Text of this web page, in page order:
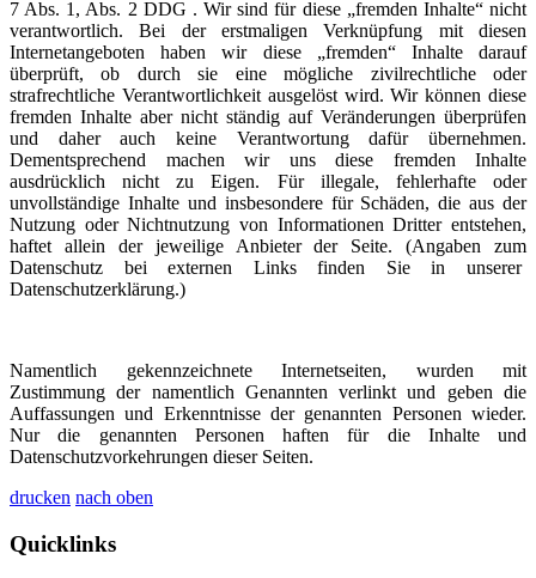
7 Abs. 1, Abs. 2 DDG . Wir sind für diese „fremden Inhalte“ nicht
verantwortlich. Bei der erstmaligen Verknüpfung mit diesen
Internetangeboten haben wir diese „fremden“ Inhalte darauf
überprüft, ob durch sie eine mögliche zivilrechtliche oder
strafrechtliche Verantwortlichkeit ausgelöst wird. Wir können diese
fremden Inhalte aber nicht ständig auf Veränderungen überprüfen
und daher auch keine Verantwortung dafür übernehmen.
Dementsprechend machen wir uns diese fremden Inhalte
ausdrücklich nicht zu Eigen. Für illegale, fehlerhafte oder
unvollständige Inhalte und insbesondere für Schäden, die aus der
Nutzung oder Nichtnutzung von Informationen Dritter entstehen,
haftet allein der jeweilige Anbieter der Seite. (Angaben zum
Datenschutz bei externen Links finden Sie in unserer
Datenschutzerklärung.)
Namentlich gekennzeichnete Internetseiten, wurden mit
Zustimmung der namentlich Genannten verlinkt und geben die
Auffassungen und Erkenntnisse der genannten Personen wieder.
Nur die genannten Personen haften für die Inhalte und
Datenschutzvorkehrungen dieser Seiten.
drucken nach oben
Quicklinks